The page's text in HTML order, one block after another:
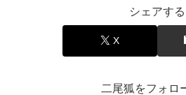
シェアする
X
二尾狐をフォロ